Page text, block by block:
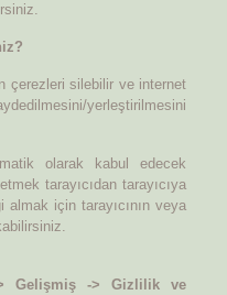
çerezleri silebilir ve internet
yerleştirilmesini
olarak kabul edecek
tarayıcıdan tarayıcıya
almak için tarayıcının veya
Gelişmiş -> Gizlilik ve